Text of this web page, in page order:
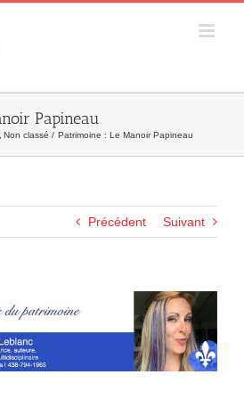
Papineau
Non classé Patrimoine : Le Manoir Papineau
Précédent Suivant